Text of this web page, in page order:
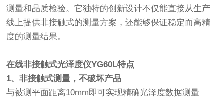
测量和品质检验。它独特的创新设计不仅能直接从生产
线上提供非接触式的测量方案，还能够保证稳定而高精
度的测量结果。
在线非接触式光泽度仪YG60L特点
1、非接触式测量，不破坏产品
与被测平面距离10mm即可实现精确光泽度数据测量